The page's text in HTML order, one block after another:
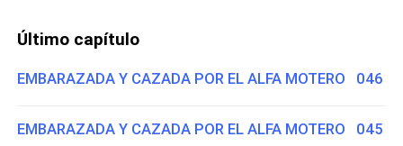
Último capítulo
EMBARAZADA Y CAZADA POR EL ALFA MOTERO 046
EMBARAZADA Y CAZADA POR EL ALFA MOTERO 045